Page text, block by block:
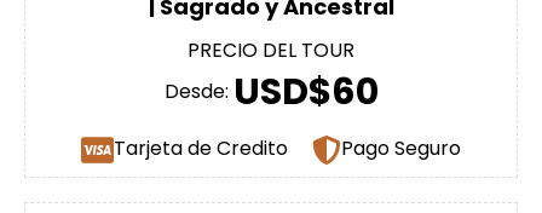
| Sagrado y Ancestral
PRECIO DEL TOUR
Desde: USD$60
Tarjeta de Credito Pago Seguro